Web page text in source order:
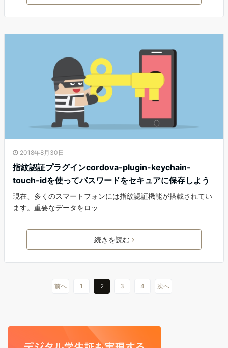
2018年8月30日
指紋認証プラグインcordova-plugin-keychain-
touch-idを使ってパスワードをセキュアに保存しよう
現在、多くのスマートフォンには指紋認証機能が搭載されてい
ます。重要なデータをロッ
続きを読む
前へ 1 2 3 4 次へ